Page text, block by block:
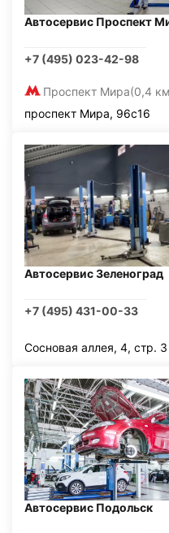
Автосервис Проспект
+7 (495) 023-42-98
Проспект Мира(0,4
проспект Мира, 96с16
Автосервис Зеленоград
+7 (495) 431-00-33
Сосновая аллея, 4, стр. 3
Автосервис Подольск